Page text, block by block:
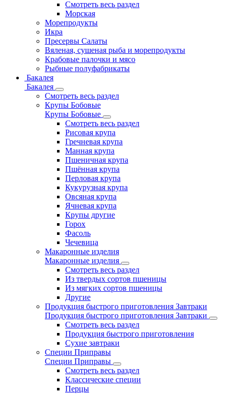
Смотреть весь раздел
Морская
Морепродукты
Икра
Пресервы Салаты
Вяленая, сушеная рыба и морепродукты
Крабовые палочки и мясо
Рыбные полуфабрикаты
Бакалея
Бакалея
Смотреть весь раздел
Крупы Бобовые
Крупы Бобовые
Смотреть весь раздел
Рисовая крупа
Гречневая крупа
Манная крупа
Пшеничная крупа
Пшённая крупа
Перловая крупа
Кукурузная крупа
Овсяная крупа
Ячневая крупа
Крупы другие
Горох
Фасоль
Чечевица
Макаронные изделия
Макаронные изделия
Смотреть весь раздел
Из твердых сортов пшеницы
Из мягких сортов пшеницы
Другие
Продукция быстрого приготовления Завтраки
Продукция быстрого приготовления Завтраки
Смотреть весь раздел
Продукция быстрого приготовления
Сухие завтраки
Специи Приправы
Специи Приправы
Смотреть весь раздел
Классические специи
Перцы